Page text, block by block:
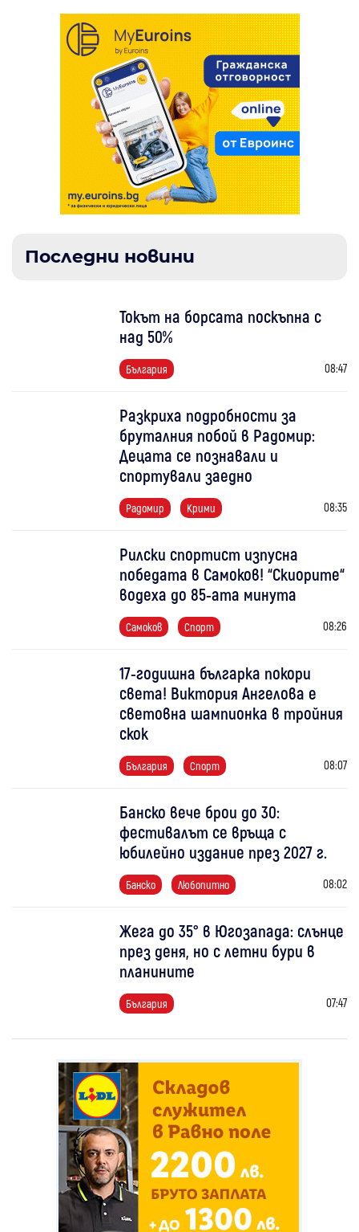
Последни новини
Токът на борсата поскъпна с
над 50%
България 08:47
Разкриха подробности за
бруталния побой в Радомир:
Децата се познавали и
спортували заедно
Радомир Крими 08:35
Рилски спортист изпусна
победата в Самоков! “Скиорите“
водеха до 85-ата минута
Самоков Спорт 08:26
17-годишна българка покори
света! Виктория Ангелова е
световна шампионка в тройния
скок
България Спорт 08:07
Банско вече брои до 30:
фестивалът се връща с
юбилейно издание през 2027 г.
Банско Любопитно 08:02
Жега до 35° в Югозапада: слънце
през деня, но с летни бури в
планините
България 07:47